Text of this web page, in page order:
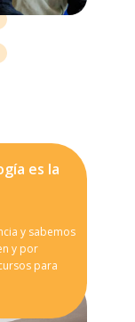
es la
y sabemos
y por
para